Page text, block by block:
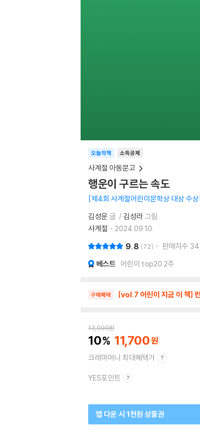
소득공제
오늘의책
사계절 아동문고
행운이 구르는 속도
제4회 사계절어린이문학상 대상 수
김성운 글 김성라그림
사계절
2024.09.10.
9.8 72 판매지수
베스트 어린이 top20 2주
구매혜택 [vol.7 어린이 지금 이 책]
13,000원
10 11,700
크레마머니 최대혜택가
YES포인트
앱 다운 시 1천원 상품권